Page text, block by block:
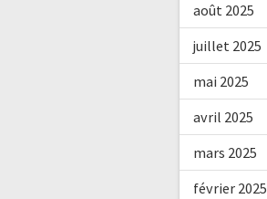
août 2025
juillet 2025
mai 2025
avril 2025
mars 2025
février 2025